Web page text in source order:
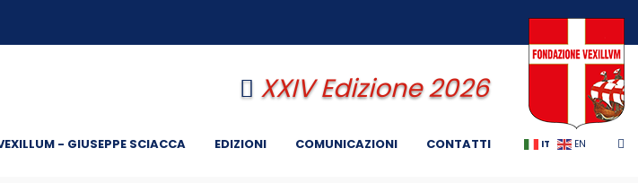
XXIV Edizione 2026
- GIUSEPPE SCIACCA EDIZIONI COMUNICAZIONI CONTATTI EN
IT